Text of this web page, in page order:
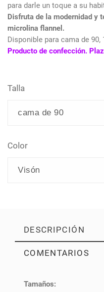
para darle un toque a su
Disfruta de la modernidad y
microlina flannel.
Disponible para cama de 90,
Producto de confección.
Talla
Color
DESCRIPCIÓN
COMENTARIOS
Tamaños:
PULSE AQUÍ PARA